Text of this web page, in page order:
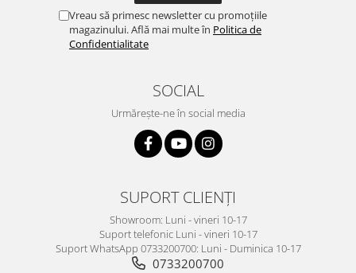
Vreau să primesc newsletter cu promoțiile
magazinului. Află mai multe în Politica de
Confidentialitate
SOCIAL
Urmărește-ne în social media
SUPORT CLIENȚI
Showroom: Luni - vineri 10-17
Suport telefonic Luni - vineri 10-17
Suport WhatsApp 0733200700: Luni - Duminica 10-17
0733200700